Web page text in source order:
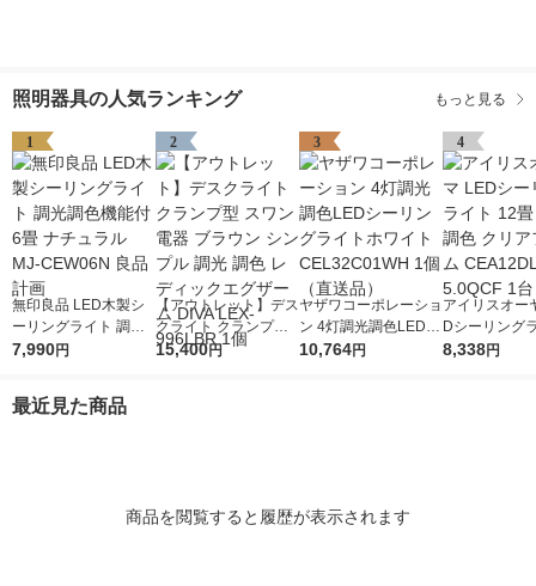
照明器具の人気ランキング もっと見る
1
無印良品 LED木製シ
ーリングライト 調光
調色機能付 6畳 ナチ
7,990円
2
【アウトレット】デス
クライト クランプ型
スワン電器 ブラウン
15,400円
3
ヤザワコーポレーショ
ン 4灯調光調色LEDシ
ーリングライトホワイ
10,764円
4
アイリスオー
Dシーリング
2畳 調光調色
8,338円
最近見た商品
商品を閲覧すると履歴が表示されます